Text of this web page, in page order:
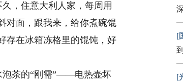
，住意大利人家，每周用
对面，跟我来，给你煮碗馄
存在冰箱冻格里的馄饨，好
茶的“刚需”——电热壶坏
[
[